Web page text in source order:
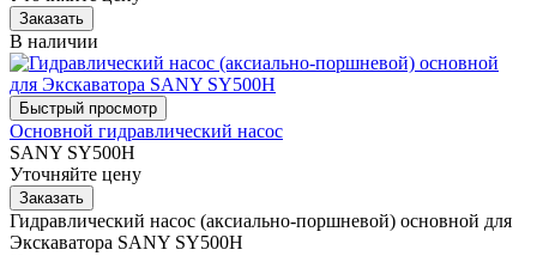
В наличии
Основной гидравлический насос
SANY SY500H
Уточняйте цену
Гидравлический насос (аксиально-поршневой) основной для
Экскаватора SANY SY500H